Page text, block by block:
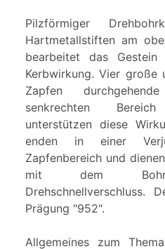
Pilzförmiger
Hartmetallstiften am
bearbeitet das Gestein
Kerbwirkung. Vier
Zapfen
senkrechten
unterstützen diese
enden in einer
Zapfenbereich und
mit dem
Drehschnellverschluss.
Prägung "952".
Allgemeines zum